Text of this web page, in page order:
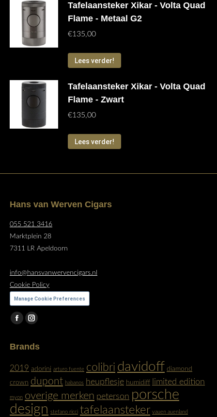
Tafelaansteker Xikar - Volta Quad
Flame - Metaal G2
€135,00
Lees verder!
Tafelaansteker Xikar - Volta Quad
Flame - Zwart
€135,00
Lees verder!
Hans van Werven Cigars
055 521 3416
Marktplein 28
7311 LR Apeldoorn
info@hansvanwervencigars.nl
Cookie Policy
Manage Cookie Preferences
Vind ons op:
Facebook
opens
new
window
Instagram
opens
new
window
Brands
2019 adorini arturo fuente colibri davidoff diamond
crown dupont habanos heupflesje humidiff limited edition
myon overige merken peterson porsche
design stefano ricci tafelaansteker vauen auenland